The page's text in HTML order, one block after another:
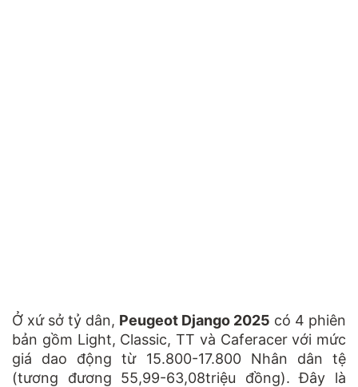
Ở xứ sở tỷ dân, Peugeot Django 2025 có 4 phiên
bản gồm Light, Classic, TT và Caferacer với mức
giá dao động từ 15.800-17.800 Nhân dân tệ
(tương đương 55,99-63,08triệu đồng). Đây là